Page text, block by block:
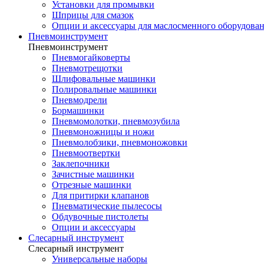
Установки для промывки
Шприцы для смазок
Опции и аксессуары для маслосменного
Пневмоинструмент
Пневмоинструмент
Пневмогайковерты
Пневмотрещотки
Шлифовальные машинки
Полировальные машинки
Пневмодрели
Бормашинки
Пневмомолотки, пневмозубила
Пневмоножницы и ножи
Пневмолобзики, пневмоножовки
Пневмоотвертки
Заклепочники
Зачистные машинки
Отрезные машинки
Для притирки клапанов
Пневматические пылесосы
Обдувочные пистолеты
Опции и аксессуары
Слесарный инструмент
Слесарный инструмент
Универсальные наборы